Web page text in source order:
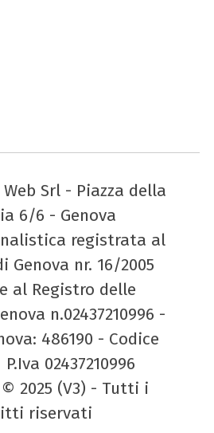
Srl - Piazza della
6/6 - Genova
registrata al
Genova nr. 16/2005
al Registro delle
n.02437210996 -
486190 - Codice
02437210996
2025 (V3) - Tutti i
riservati